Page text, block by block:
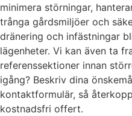
minimera störningar,
trånga gårdsmiljöer och
dränering och infästningar
lägenheter. Vi kan även ta
referenssektioner innan
igång? Beskriv dina
kontaktformulär, så
kostnadsfri offert.